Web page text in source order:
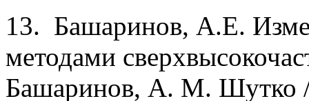
13. Башаринов, А.Е.
методами
Башаринов, A. М. Шутко